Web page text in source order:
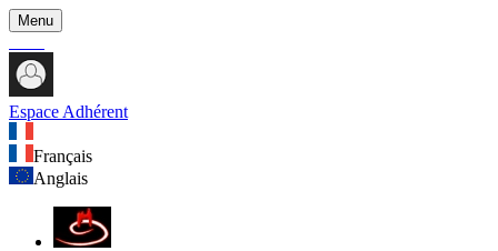
Menu
Espace Adhérent
Français
Anglais